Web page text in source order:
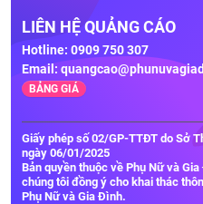
LIÊN HỆ QUẢNG CÁO
Hotline: 0909 750 307
Email:
BẢNG GIÁ
Giấy phép số 02/GP-TTĐT do Sở
ngày 06/01/2025
Bản quyền thuộc về Phụ Nữ và
chúng tôi đồng ý cho khai thác
Phụ Nữ và Gia Đình.